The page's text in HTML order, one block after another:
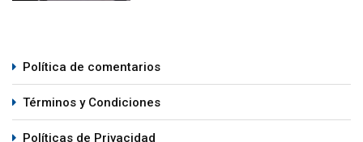
Política de comentarios
Términos y Condiciones
Políticas de Privacidad